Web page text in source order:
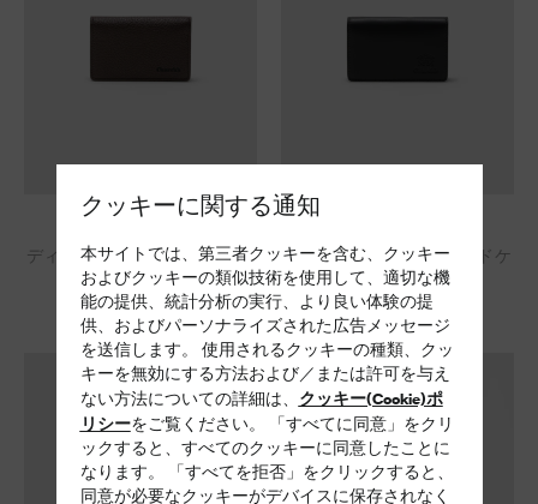
クッキーに関する通知
本サイトでは、第三者クッキーを含む、クッキー
およびクッキーの類似技術を使用して、適切な機
能の提供、統計分析の実行、より良い体験の提
供、およびパーソナライズされた広告メッセージ
を送信します。 使用されるクッキーの種類、クッ
キーを無効にする方法および／または許可を与え
ない方法についての詳細は、 クッキー(Cookie)ポ
リシーをご覧ください。 「すべてに同意」をクリ
ックすると、すべてのクッキーに同意したことに
なります。 「すべてを拒否」をクリックすると、
同意が必要なクッキーがデバイスに保存されなく
ディアプリント カーフレザー
カードケース
¥ 77,000
ソフトカーフレザー カードケ
ース
¥ 77,000